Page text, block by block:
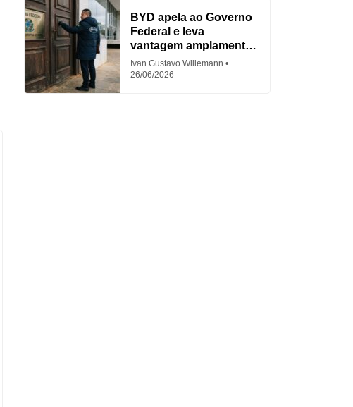
BYD apela ao Governo
Federal e leva
vantagem amplamente
criticada
Ivan Gustavo Willemann
26/06/2026